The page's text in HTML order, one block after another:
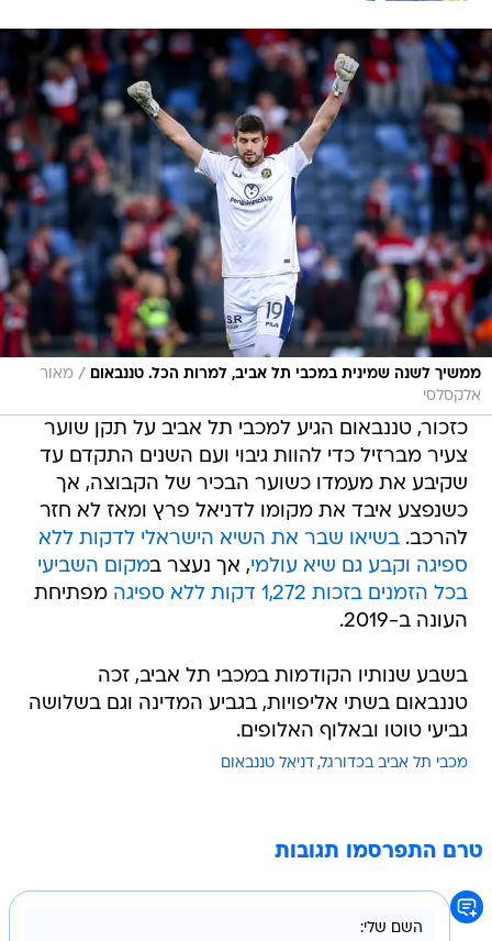
ממשיך לשנה שמינית במכבי תל אביב, למרות הכל. טננבאום / מאור
אלקסלסי
כזכור, טננבאום הגיע למכבי תל אביב על תקן שוער
צעיר מברזיל כדי להוות גיבוי ועם השנים התקדם עד
שקיבע את מעמדו כשוער הבכיר של הקבוצה, אך
כשנפצע איבד את מקומו לדניאל פרץ ומאז לא חזר
להרכב.בשיאו שבר את השיא הישראלי לדקות ללא
ספיגה וקבע גם שיא עולמי, אך נעצר במקום השביעי
בכל הזמנים בזכות 1,272 דקות ללא ספיגה
מפתיחת
העונה ב-2019.
בשבע שנותיו הקודמות במכבי תל אביב, זכה
טננבאום בשתי אליפויות, בגביע המדינה וגם בשלושה
גביעי טוטו ובאלוף האלופים.
מכבי תל אביב בכדורגל דניאל טננבאום
טרם התפרסמו תגובות